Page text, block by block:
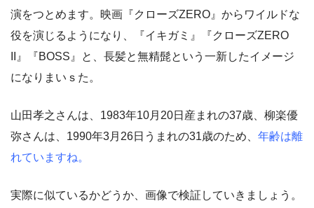
演をつとめます。映画『クローズZERO』からワイルドな
役を演じるようになり、『イキガミ』『クローズZERO
II』『BOSS』と、長髪と無精髭という一新したイメージ
になりまいｓた。
山田孝之さんは、1983年10月20日産まれの37歳、柳楽優
弥さんは、1990年3月26日うまれの31歳のため、 年齢は離
れていますね。
実際に似ているかどうか、画像で検証していきましょう。